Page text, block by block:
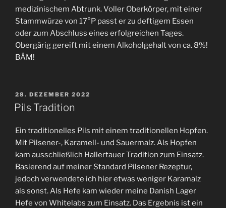
medizinischem Abtrunk. Voller Oberkörper, mit einer
Stammwürze von 17°P passt er zu deftigem Essen
oder zum Abschluss eines erfolgreichen Tages.
Obergärig gereift mit einem Alkoholgehalt von ca. 8%!
BÄM!
VERÖFFENTLICHT
AM
28. DEZEMBER 2022
Pils Tradition
Ein traditionelles Pils mit einem traditionellen Hopfen.
Mit Pilsener-, Karamell- und Sauermalz. Als Hopfen
kam ausschließlich Hallertauer Tradition zum Einsatz.
Basierend auf meiner Standard Pilsener Rezeptur,
jedoch verwendete ich hier etwas weniger Karamalz
als sonst. Als Hefe kam wieder meine Danish Lager
Hefe von Whitelabs zum Einsatz. Das Ergebnis ist ein